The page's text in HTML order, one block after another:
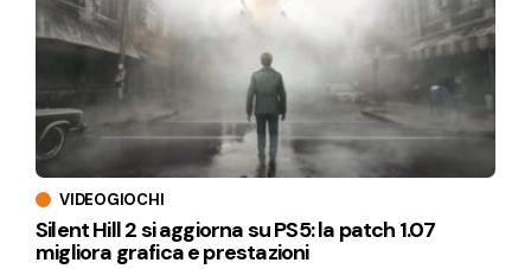
VIDEOGIOCHI
Silent Hill 2 si aggiorna su PS5: la patch 1.07
migliora grafica e prestazioni